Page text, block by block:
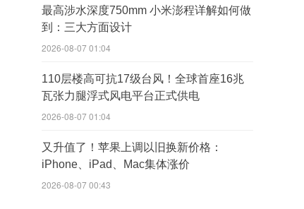
最高涉水深度750mm 小米澎程详解如何做
到：三大方面设计
2026-08-07 01:04
110层楼高可抗17级台风！全球首座16兆
瓦张力腿浮式风电平台正式供电
2026-08-07 01:04
又升值了！苹果上调以旧换新价格：
iPhone、iPad、Mac集体涨价
2026-08-07 00:43